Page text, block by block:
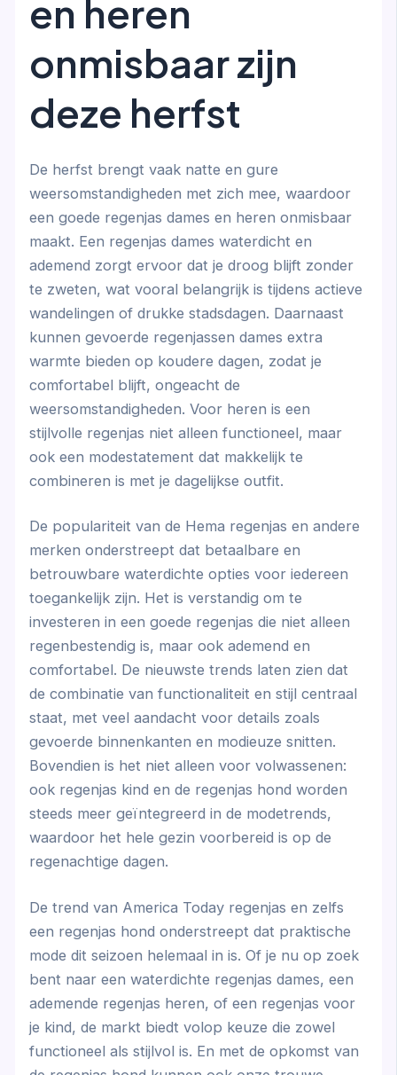
en heren
onmisbaar zijn
deze herfst
De herfst brengt vaak natte en gure
weersomstandigheden met zich mee, waardoor
een goede regenjas dames en heren onmisbaar
maakt. Een regenjas dames waterdicht en
ademend zorgt ervoor dat je droog blijft zonder
te zweten, wat vooral belangrijk is tijdens actieve
wandelingen of drukke stadsdagen. Daarnaast
kunnen gevoerde regenjassen dames extra
warmte bieden op koudere dagen, zodat je
comfortabel blijft, ongeacht de
weersomstandigheden. Voor heren is een
stijlvolle regenjas niet alleen functioneel, maar
ook een modestatement dat makkelijk te
combineren is met je dagelijkse outfit.
De populariteit van de Hema regenjas en andere
merken onderstreept dat betaalbare en
betrouwbare waterdichte opties voor iedereen
toegankelijk zijn. Het is verstandig om te
investeren in een goede regenjas die niet alleen
regenbestendig is, maar ook ademend en
comfortabel. De nieuwste trends laten zien dat
de combinatie van functionaliteit en stijl centraal
staat, met veel aandacht voor details zoals
gevoerde binnenkanten en modieuze snitten.
Bovendien is het niet alleen voor volwassenen:
ook regenjas kind en de regenjas hond worden
steeds meer geïntegreerd in de modetrends,
waardoor het hele gezin voorbereid is op de
regenachtige dagen.
De trend van America Today regenjas en zelfs
een regenjas hond onderstreept dat praktische
mode dit seizoen helemaal in is. Of je nu op zoek
bent naar een waterdichte regenjas dames, een
ademende regenjas heren, of een regenjas voor
je kind, de markt biedt volop keuze die zowel
functioneel als stijlvol is. En met de opkomst van